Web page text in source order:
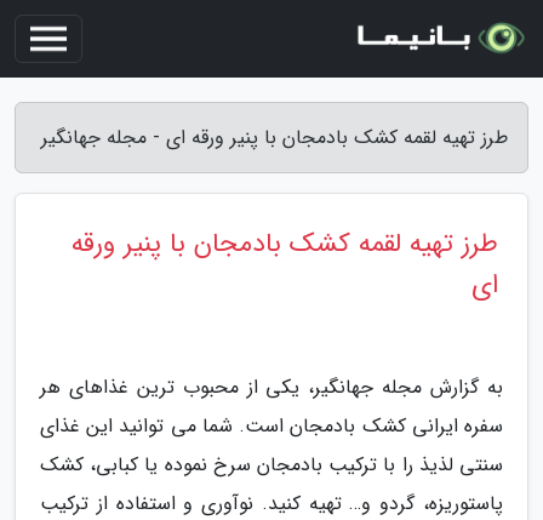
طرز تهیه لقمه کشک بادمجان با پنیر ورقه ای - مجله جهانگیر
طرز تهیه لقمه کشک بادمجان با پنیر ورقه
ای
به گزارش مجله جهانگیر، یکی از محبوب ترین غذاهای هر
سفره ایرانی کشک بادمجان است. شما می توانید این غذای
سنتی لذیذ را با ترکیب بادمجان سرخ نموده یا کبابی، کشک
پاستوریزه، گردو و… تهیه کنید. نوآوری و استفاده از ترکیب